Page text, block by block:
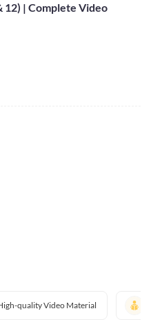
12) | Complete Video
quality Video Material